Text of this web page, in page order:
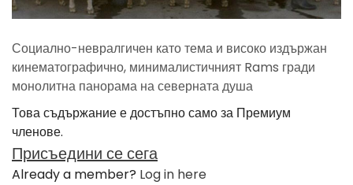
Социално-невралгичен като тема и високо издържан
кинематографично, минималистичният Rams гради
монолитна панорама на северната душа
Това съдържание е достъпно само за Премиум
членове.
Присъедини се сега
Already a member? Log in here